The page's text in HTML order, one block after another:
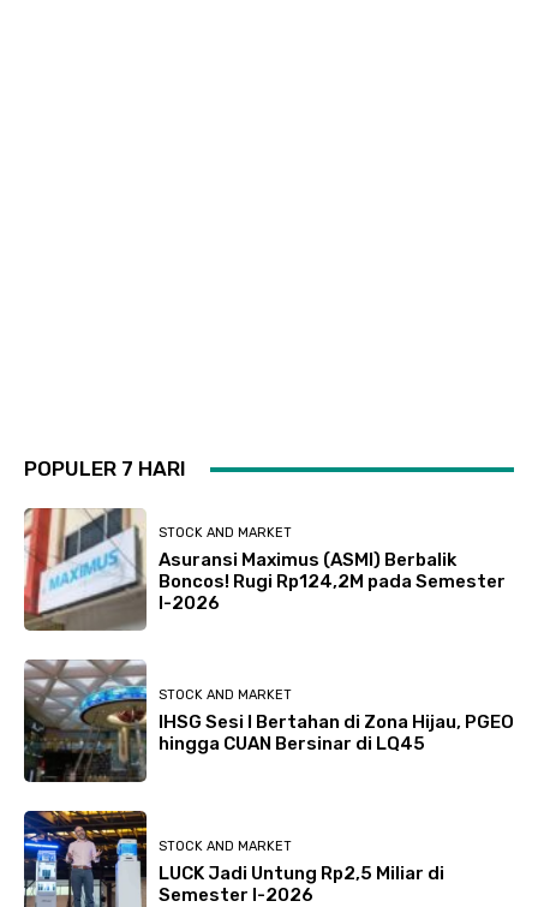
POPULER 7 HARI
STOCK AND MARKET
Asuransi Maximus (ASMI) Berbalik
Boncos! Rugi Rp124,2M pada Semester
I-2026
STOCK AND MARKET
IHSG Sesi I Bertahan di Zona Hijau, PGEO
hingga CUAN Bersinar di LQ45
STOCK AND MARKET
LUCK Jadi Untung Rp2,5 Miliar di
Semester I-2026